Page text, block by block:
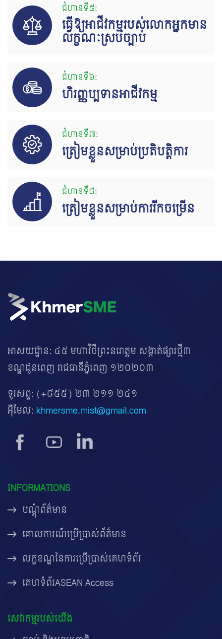
ជំហានទី៥:
ធ្វើឱ្យអាជីវកម្មរបស់លោកអ្នកមាន
លក្ខណៈស្របច្បាប់
ជំហានទី៦:
ហិរញ្ញប្បទានអាជីវកម្ម
ជំហានទី៧:
ត្រៀមខ្លួនសម្រាប់ប្រតិបត្តិការ​
ជំហានទី៨:
ត្រៀមខ្លួនសម្រាប់ការរីកចម្រើន
អាសយដ្ឋាន: ៤៥ មហាវិថីព្រះនរោត្តម សង្កាត់ផ្សារថ្មី៣
ខណ្ឌដូនពេញ រាជធានីភ្នំពេញ ១២០២០៣
ទូរសព្ទ: (+៨៥៥) ២៣ ២១១ ២៤១
អ៊ីមែល: khmersme.mist@gmail.com
INFORMATIONS
បណ្តុំព័ត៌មាន
គោលការណ៍ប្រើប្រាស់ព័ត៌មាន
លក្ខខណ្ឌនៃការប្រើប្រាស់គេហទំព័រ
គេហទំព័រASEAN Access
សេវាកម្មរបស់យើង